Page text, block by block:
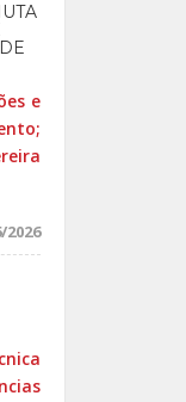
e
2026